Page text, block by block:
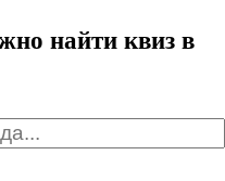
найти квиз в